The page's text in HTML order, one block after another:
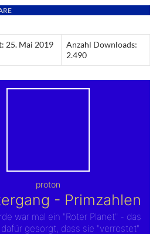
25. Mai 2019
Anzahl Downloads:
2.490